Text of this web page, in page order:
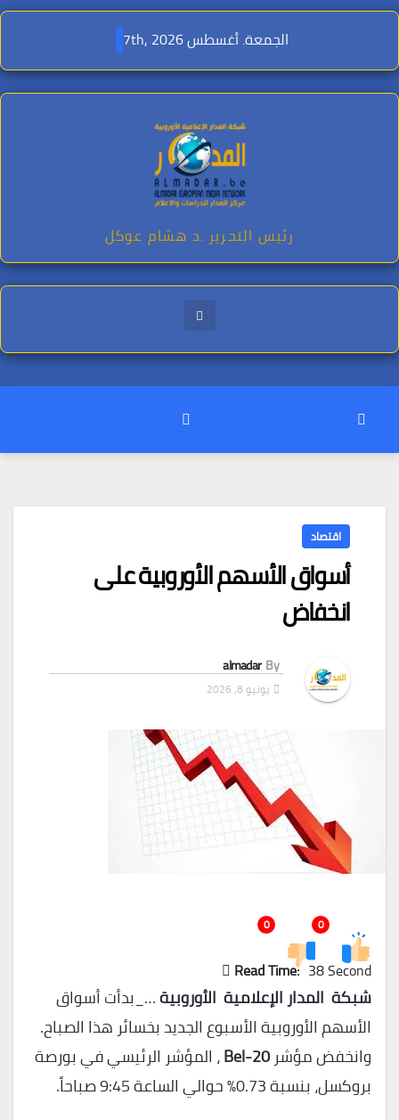
Skip
content
الجمعة. أغسطس 7th, 2026
رئيس التحرير .د هشام عوكل
اقتصاد
أسواق الأسهم الأوروبية على
انخفاض
By
almadar
يونيو 8, 2026
0
0
Read Time: 38 Second
شبكة المدار الإعلامية الأوروبية…_بدأت أسواق
الأسهم الأوروبية الأسبوع الجديد بخسائر هذا الصباح.
وانخفض مؤشر Bel-20، المؤشر الرئيسي في بورصة
بروكسل، بنسبة 0.73% حوالي الساعة 9:45 صباحاً.